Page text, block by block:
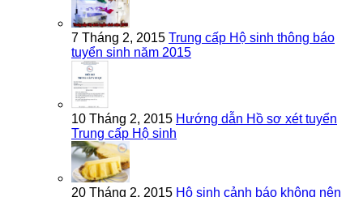
7 Tháng 2, 2015 Trung cấp Hộ sinh thông báo
tuyển sinh năm 2015
10 Tháng 2, 2015 Hướng dẫn Hồ sơ xét tuyển
Trung cấp Hộ sinh
20 Tháng 2, 2015 Hộ sinh cảnh báo không nên